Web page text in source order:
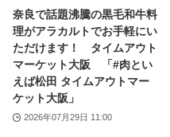
奈良で話題沸騰の黒毛和牛料
理がアラカルトでお手軽にい
ただけます！ タイムアウト
マーケット大阪 「#肉とい
えば松田 タイムアウトマー
ケット大阪」
2026年07月29日 11:00